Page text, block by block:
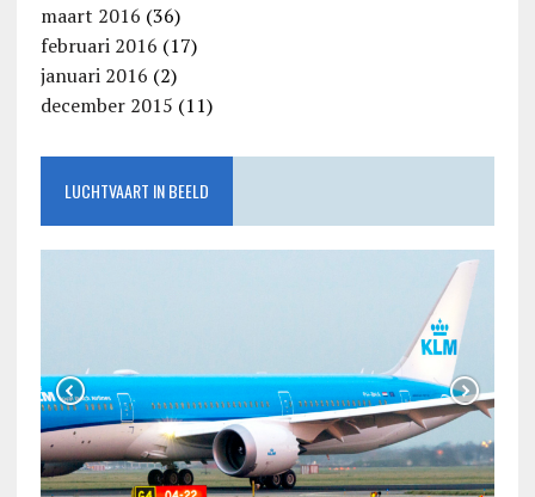
maart 2016 (36)
februari 2016 (17)
januari 2016 (2)
december 2015 (11)
LUCHTVAART IN BEELD